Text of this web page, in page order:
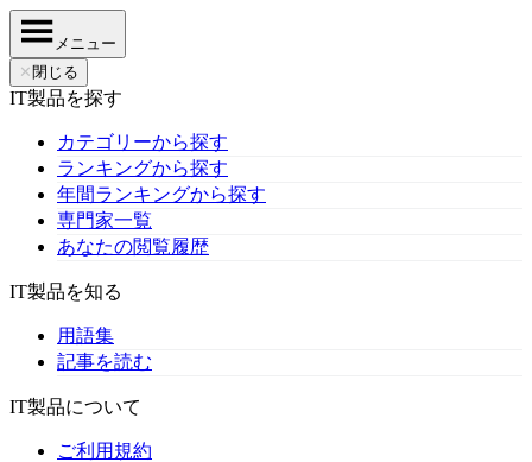
メニュー
✕ 閉じる
IT製品を探す
カテゴリーから探す
ランキングから探す
年間ランキングから探す
専門家一覧
あなたの閲覧履歴
IT製品を知る
用語集
記事を読む
IT製品について
ご利用規約